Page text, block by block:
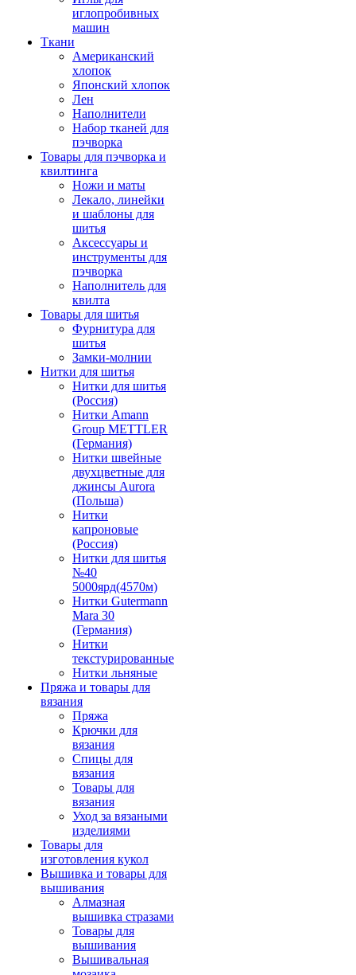
иглопробивных
машин
Ткани
Американский
хлопок
Японский хлопок
Лен
Наполнители
Набор тканей для
пэчворка
Товары для пэчворка и
квилтинга
Ножи и маты
Лекало, линейки
и шаблоны для
шитья
Аксессуары и
инструменты для
пэчворка
Наполнитель для
квилта
Товары для шитья
Фурнитура для
шитья
Замки-молнии
Нитки для шитья
Нитки для шитья
(Россия)
Нитки Amann
Group METTLER
(Германия)
Нитки швейные
двухцветные для
джинсы Aurora
(Польша)
Нитки
капроновые
(Россия)
Нитки для шитья
№40
5000ярд(4570м)
Нитки Gutermann
Mara 30
(Германия)
Нитки
текстурированные
Нитки льняные
Пряжа и товары для
вязания
Пряжа
Крючки для
вязания
Спицы для
вязания
Товары для
вязания
Уход за вязаными
изделиями
Товары для
изготовления кукол
Вышивка и товары для
вышивания
Алмазная
вышивка стразами
Товары для
вышивания
Вышивальная